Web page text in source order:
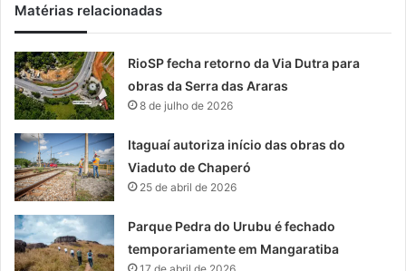
Matérias relacionadas
RioSP fecha retorno da Via Dutra para
obras da Serra das Araras
8 de julho de 2026
Itaguaí autoriza início das obras do
Viaduto de Chaperó
25 de abril de 2026
Parque Pedra do Urubu é fechado
temporariamente em Mangaratiba